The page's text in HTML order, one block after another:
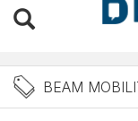
Berita
BEAM